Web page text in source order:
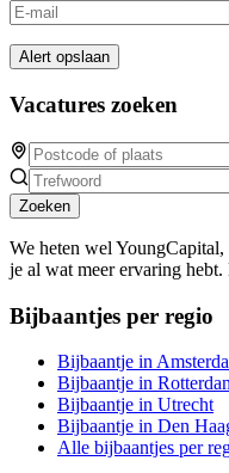
Alert opslaan
Vacatures zoeken
Zoeken
We heten wel
je al wat meer ervaring
Bijbaantjes per regio
Bijbaantje in
Bijbaantje in
Bijbaantje in Utrecht
Bijbaantje in Den
Alle bijbaantjes per